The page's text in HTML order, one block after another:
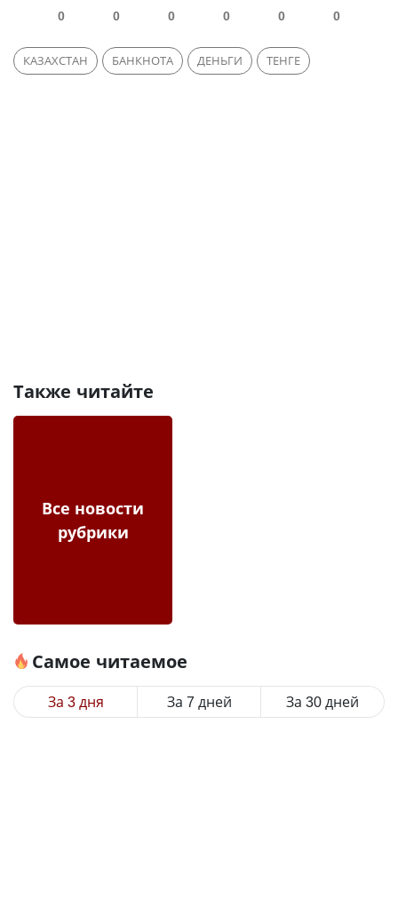
0 0 0 0 0 0
КАЗАХСТАН БАНКНОТА ДЕНЬГИ ТЕНГЕ
Также читайте
Все новости
рубрики
Самое читаемое
За 3 дня За 7 дней За 30 дней